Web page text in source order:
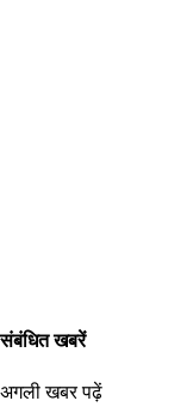
संबंधित खबरें
अगली खबर पढ़ें